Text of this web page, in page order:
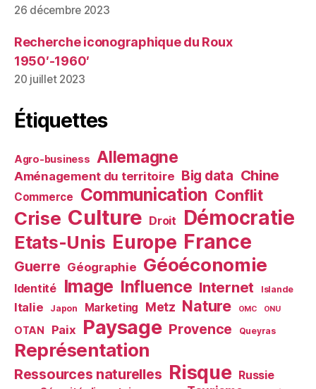
26 décembre 2023
Recherche iconographique du Roux
1950′-1960′
20 juillet 2023
Étiquettes
Agro-business Allemagne
Aménagement du territoire Big data Chine
Commerce Communication Conflit
Crise Culture Droit Démocratie
Etats-Unis Europe France
Guerre Géographie Géoéconomie
Identité Image Influence Internet Islande
Italie Japon Marketing Metz Nature OMC ONU
OTAN Paix Paysage Provence Queyras
Représentation
Ressources naturelles Risque Russie